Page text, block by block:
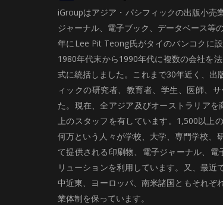
iGroupはアジア・パシフィックの出版小売
ジャーナル、電子ブック、データベース等
年にLee Pit Teong氏がタイのバンコクに
1980年代末から1990年代に複数の会社を
式に統括しました。これまで30年近く、出
ィックの研究者、教育者、学生、医師、
た。現在、全アジア及びオーストラリア
上のスタッフを有しています。1,500以上
何万という人々が学校、大学、専門学校、
て提供される印刷物、電子ジャーナル、
リューションを利用しています。又、最近
中近東、ヨーロッパ、南米諸国ともそれぞ
業体制を保っています。